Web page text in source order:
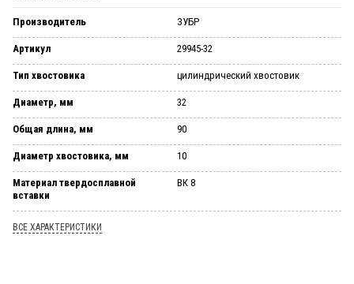
Производитель ЗУБР
Артикул 29945-32
Тип хвостовика цилиндрический хвостовик
Диаметр, мм 32
Общая длина, мм 90
Диаметр хвостовика, мм 10
Материал твердосплавной
вставки
ВК 8
ВСЕ ХАРАКТЕРИСТИКИ